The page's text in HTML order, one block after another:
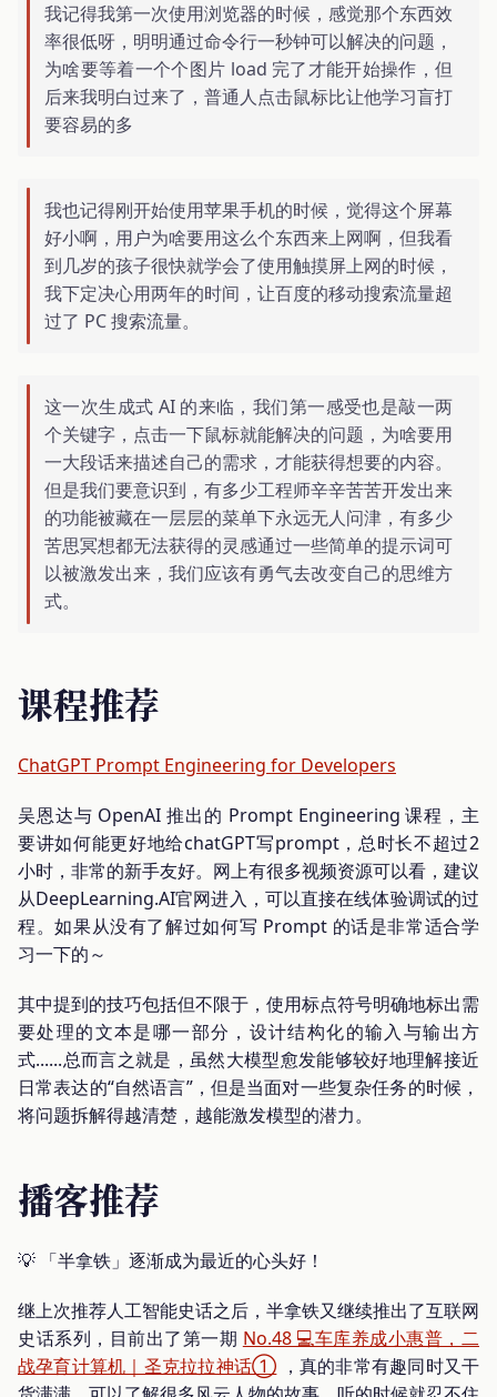
我记得我第一次使用浏览器的时候，感觉那个东西效
率很低呀，明明通过命令行一秒钟可以解决的问题，
为啥要等着一个个图片 load 完了才能开始操作，但
后来我明白过来了，普通人点击鼠标比让他学习盲打
要容易的多
我也记得刚开始使用苹果手机的时候，觉得这个屏幕
好小啊，用户为啥要用这么个东西来上网啊，但我看
到几岁的孩子很快就学会了使用触摸屏上网的时候，
我下定决心用两年的时间，让百度的移动搜索流量超
过了 PC 搜索流量。
这一次生成式 AI 的来临，我们第一感受也是敲一两
个关键字，点击一下鼠标就能解决的问题，为啥要用
一大段话来描述自己的需求，才能获得想要的内容。
但是我们要意识到，有多少工程师辛辛苦苦开发出来
的功能被藏在一层层的菜单下永远无人问津，有多少
苦思冥想都无法获得的灵感通过一些简单的提示词可
以被激发出来，我们应该有勇气去改变自己的思维方
式。
课程推荐
ChatGPT Prompt Engineering for Developers
吴恩达与 OpenAI 推出的 Prompt Engineering 课程，主
要讲如何能更好地给chatGPT写prompt，总时长不超过2
小时，非常的新手友好。网上有很多视频资源可以看，建议
从DeepLearning.AI官网进入，可以直接在线体验调试的过
程。如果从没有了解过如何写 Prompt 的话是非常适合学
习一下的～
其中提到的技巧包括但不限于，使用标点符号明确地标出需
要处理的文本是哪一部分，设计结构化的输入与输出方
式......总而言之就是，虽然大模型愈发能够较好地理解接近
日常表达的“自然语言”，但是当面对一些复杂任务的时候，
将问题拆解得越清楚，越能激发模型的潜力。
播客推荐
💡 「半拿铁」逐渐成为最近的心头好！
继上次推荐人工智能史话之后，半拿铁又继续推出了互联网
史话系列，目前出了第一期 No.48 💻车库养成小惠普，二
战孕育计算机｜圣克拉拉神话① ，真的非常有趣同时又干